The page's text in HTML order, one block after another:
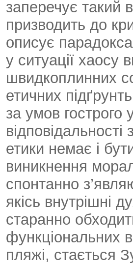
заперечує такий
призводить до
описує
у ситуації хаосу
швидкоплинних
етичних
за умов гострого
етики немає і
виникнення
спонтанно
якісь внутрішні
старанно
функціональних
пляжі, стається